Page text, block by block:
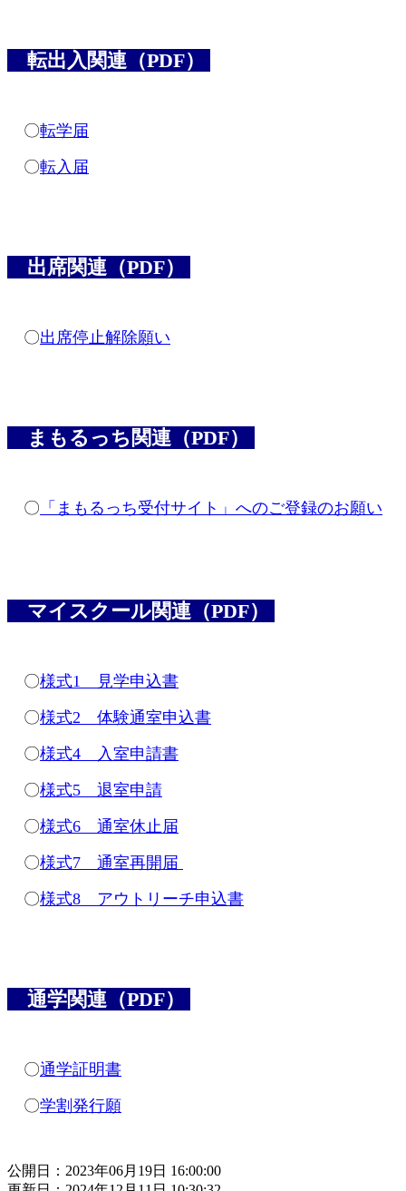
転出入関連（PDF）
〇転学届
〇転入届
出席関連（PDF）
〇出席停止解除願い
まもるっち関連（PDF）
〇 「まもるっち受付サイト」へのご登録のお願い
マイスクール関連（PDF）
〇様式1 見学申込書
〇様式2 体験通室申込書
〇様式4 入室申請書
〇様式5 退室申請
〇様式6 通室休止届
〇様式7 通室再開届
〇様式8 アウトリーチ申込書
通学関連（PDF）
〇通学証明書
〇学割発行願
公開日：2023年06月19日 16:00:00